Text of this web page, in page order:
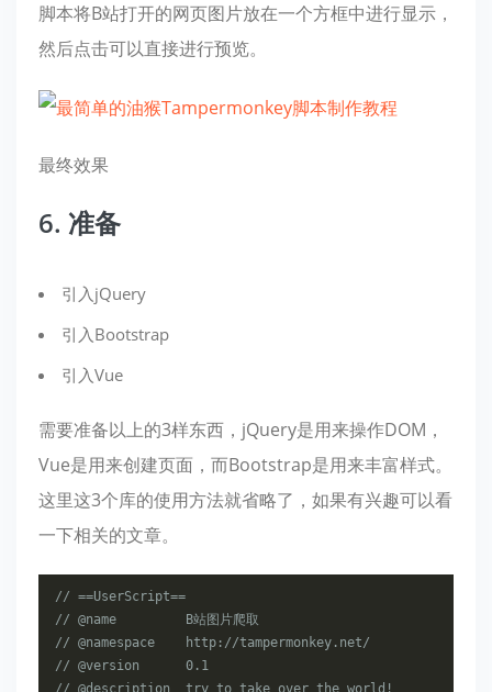
脚本将B站打开的网页图片放在一个方框中进行显示，
然后点击可以直接进行预览。
最终效果
6. 准备
引入jQuery
引入Bootstrap
引入Vue
需要准备以上的3样东西，jQuery是用来操作DOM，
Vue是用来创建页面，而Bootstrap是用来丰富样式。
这里这3个库的使用方法就省略了，如果有兴趣可以看
一下相关的文章。
// ==UserScript==
// @name         B站图片爬取
// @namespace    http://tampermonkey.net/
// @version      0.1
// @description  try to take over the world!